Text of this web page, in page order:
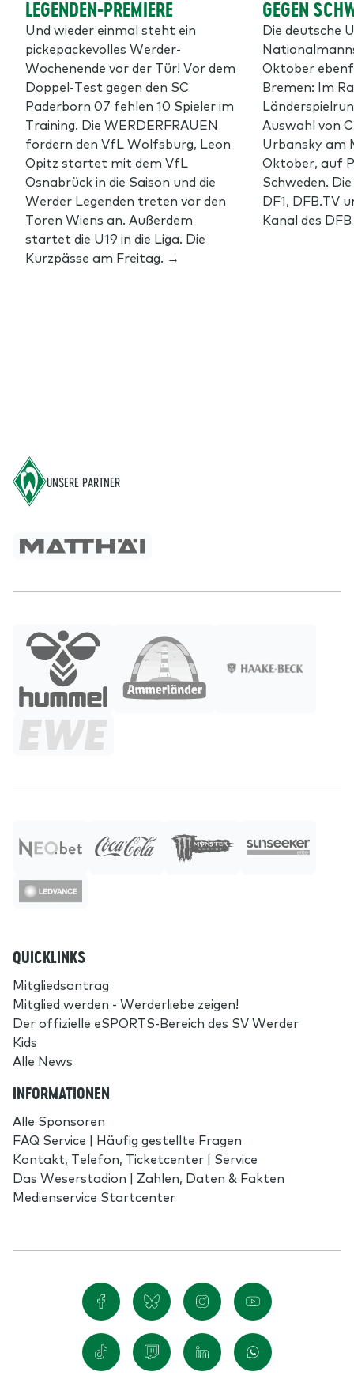
LEGENDEN-PREMIERE
Und wieder einmal steht ein
pickepackevolles Werder-
Wochenende vor der Tür! Vor dem
Doppel-Test gegen den SC
Paderborn 07 fehlen 10 Spieler im
Training. Die WERDERFRAUEN
fordern den VfL Wolfsburg, Leon
Opitz startet mit dem VfL
Osnabrück in die Saison und die
Werder Legenden treten vor den
Toren Wiens an. Außerdem
startet die U19 in die Liga. Die
Kurzpässe am Freitag. →
GEGEN
Die deutsche
Oktober
Bremen: Im
Auswahl von
Urbansky am
Oktober, auf
Schweden.
DF1, DFB.TV
Kanal des
UNSERE PARTNER
QUICKLINKS
Mitgliedsantrag
Mitglied werden - Werderliebe zeigen!
Der offizielle eSPORTS-Bereich des SV Werder
Kids
Alle News
INFORMATIONEN
Alle Sponsoren
FAQ Service | Häufig gestellte Fragen
Kontakt, Telefon, Ticketcenter | Service
Das Weserstadion | Zahlen, Daten & Fakten
Medienservice Startcenter